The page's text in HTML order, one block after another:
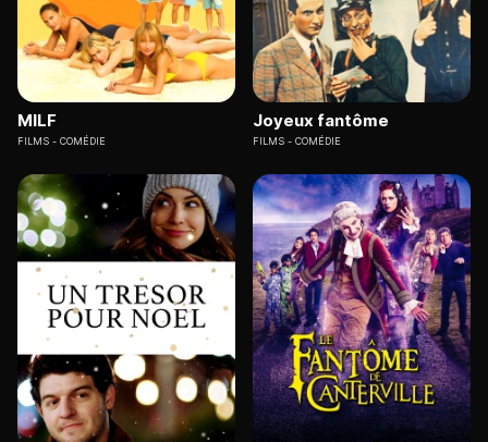
MILF
FILMS COMÉDIE
Joyeux fantôme
FILMS COMÉDIE